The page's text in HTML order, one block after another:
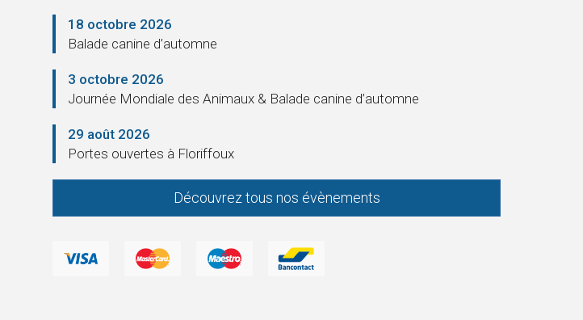
18 octobre 2026
Balade canine d’automne
3 octobre 2026
Journée Mondiale des Animaux & Balade canine d’automne
29 août 2026
Portes ouvertes à Floriffoux
Découvrez tous nos évènements